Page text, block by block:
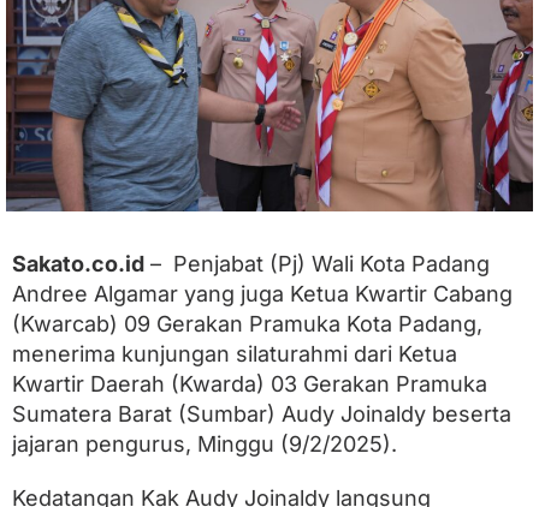
A
u
d
y
J
o
i
n
a
l
a
m
i
t
k
e
w
r
Sakato.co.id – Penjabat (Pj) Wali Kota Padang
Andree Algamar yang juga Ketua Kwartir Cabang
(Kwarcab) 09 Gerakan Pramuka Kota Padang,
menerima kunjungan silaturahmi dari Ketua
Kwartir Daerah (Kwarda) 03 Gerakan Pramuka
Sumatera Barat (Sumbar) Audy Joinaldy beserta
jajaran pengurus, Minggu (9/2/2025).
Kedatangan Kak Audy Joinaldy langsung